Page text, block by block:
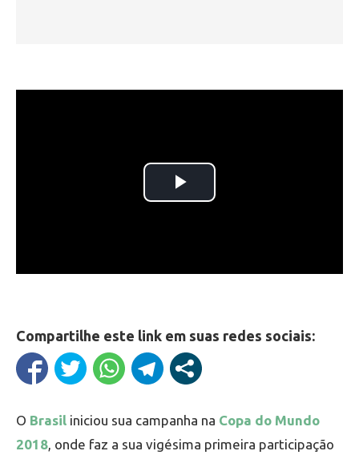
Compartilhe este link em suas redes sociais:
O Brasil iniciou sua campanha na Copa do Mundo
2018, onde faz a sua vigésima primeira participação